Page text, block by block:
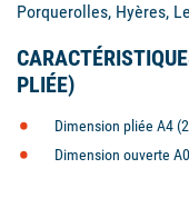
Porquerolles, Hyères,
PLIÉE)
Dimension pliée A4
Dimension ouverte